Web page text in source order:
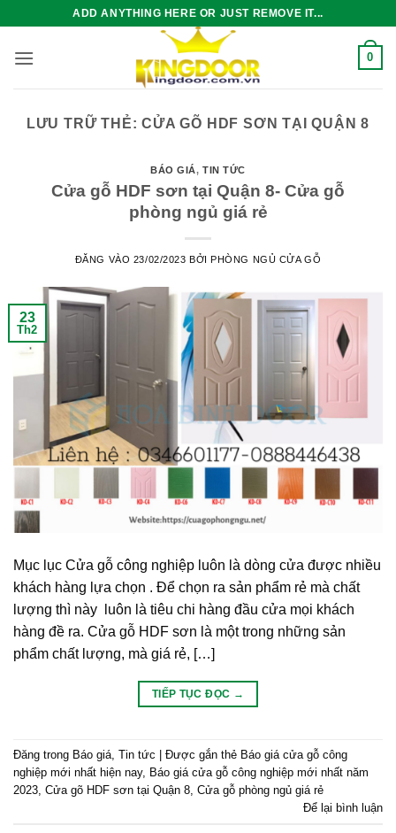
nội
ADD ANYTHING HERE OR JUST REMOVE IT...
0
LƯU TRỮ THẺ:CỬA GÕ HDF SƠN TẠI QUẬN 8
BÁO GIÁ,TIN TỨC
Cửa gỗ HDF sơn tại Quận 8- Cửa gỗ
phòng ngủ giá rẻ
ĐĂNG VÀO 23/02/2023 BỞIPHÒNG NGỦ CỬA GỖ
23
Th2
Mục lục Cửa gỗ công nghiệp luôn là dòng cửa được nhiều
khách hàng lựa chọn . Để chọn ra sản phẩm rẻ mà chất
lượng thì này luôn là tiêu chi hàng đầu cửa mọi khách
hàng đề ra. Cửa gỗ HDF sơn là một trong những sản
phẩm chất lượng, mà giá rẻ, […]
TIẾP TỤC ĐỌC →
Đăng trong Báo giá Tin tức | Được gắn thẻ Báo giá cửa gỗ công
nghiệp mới nhất hiện nay, Báo giá cửa gỗ công nghiệp mới nhất năm
2023 Cửa gõ HDF sơn tại Quận 8 Cửa gỗ phòng ngủ giá rẻ
Để lại bình luận